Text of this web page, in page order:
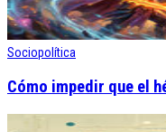
Sociopolítica
Cómo impedir que el